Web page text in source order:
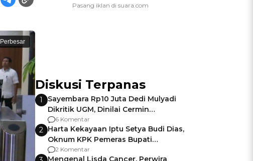
Perbesar
Diskusi Terpanas
1
Sayembara Rp10 Juta Dedi Mulyadi
Dikritik UGM, Dinilai Cermin
Gagalnya Negara Jamin Keamanan
6 Komentar
2 Harta Kekayaan Iptu Setya Budi Dias,
Oknum KPK Pemeras Bupati
Pemalang
2 Komentar
Mengenal Lisda Cancer, Perwira